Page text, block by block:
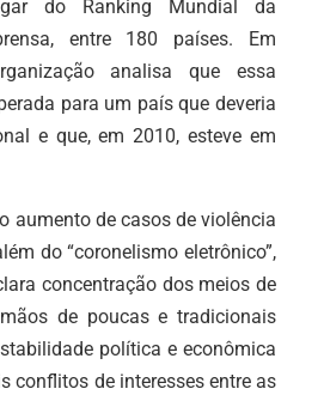
do Ranking Mundial da
entre 180 países. Em
analisa que essa
para um país que deveria
e que, em 2010, esteve em
aumento de casos de violência
do “coronelismo eletrônico”,
concentração dos meios de
de poucas e tradicionais
política e econômica
conflitos de interesses entre as